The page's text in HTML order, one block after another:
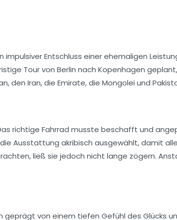
impulsiver Entschluss einer ehemaligen
Tour von Berlin nach Kopenhagen
den Iran, die Emirate, die Mongolei und
richtige Fahrrad musste beschafft und
Ausstattung akribisch ausgewählt, damit
ließ sie jedoch nicht lange zögern.
geprägt von einem tiefen Gefühl des Glücks